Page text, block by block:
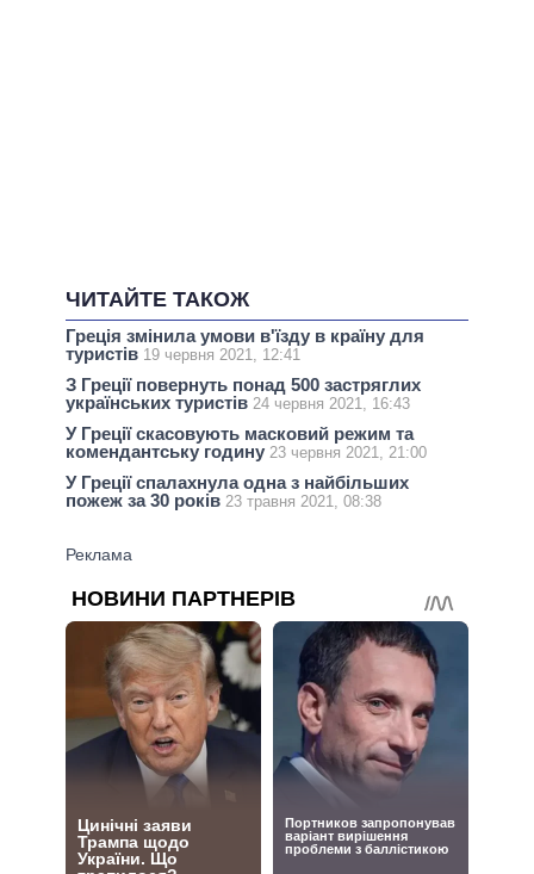
ЧИТАЙТЕ ТАКОЖ
Греція змінила умови в'їзду в країну для
туристів 19 червня 2021, 12:41
З Греції повернуть понад 500 застряглих
українських туристів 24 червня 2021, 16:43
У Греції скасовують масковий режим та
комендантську годину 23 червня 2021, 21:00
У Греції спалахнула одна з найбільших
пожеж за 30 років 23 травня 2021, 08:38